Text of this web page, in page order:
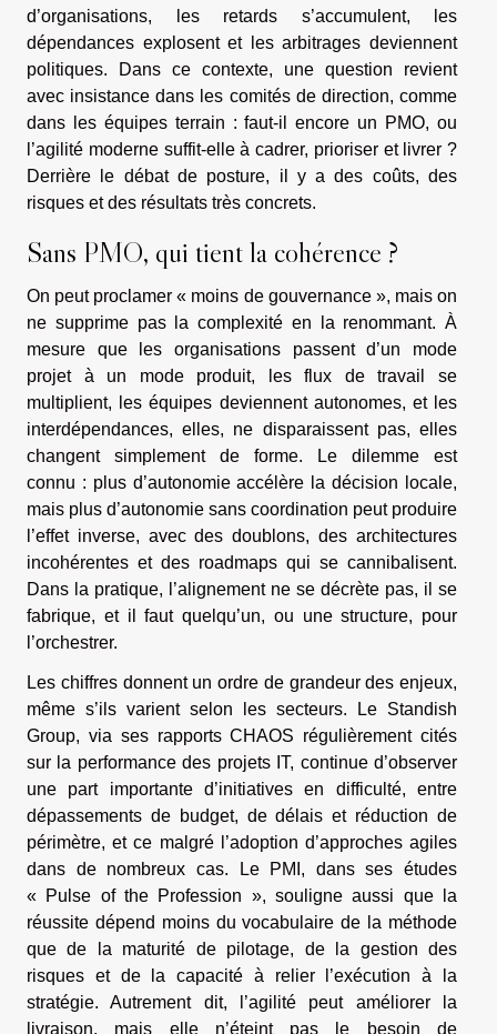
d’organisations, les retards s’accumulent, les
dépendances explosent et les arbitrages deviennent
politiques. Dans ce contexte, une question revient
avec insistance dans les comités de direction, comme
dans les équipes terrain : faut-il encore un PMO, ou
l’agilité moderne suffit-elle à cadrer, prioriser et livrer ?
Derrière le débat de posture, il y a des coûts, des
risques et des résultats très concrets.
Sans PMO, qui tient la cohérence ?
On peut proclamer « moins de gouvernance », mais on
ne supprime pas la complexité en la renommant. À
mesure que les organisations passent d’un mode
projet à un mode produit, les flux de travail se
multiplient, les équipes deviennent autonomes, et les
interdépendances, elles, ne disparaissent pas, elles
changent simplement de forme. Le dilemme est
connu : plus d’autonomie accélère la décision locale,
mais plus d’autonomie sans coordination peut produire
l’effet inverse, avec des doublons, des architectures
incohérentes et des roadmaps qui se cannibalisent.
Dans la pratique, l’alignement ne se décrète pas, il se
fabrique, et il faut quelqu’un, ou une structure, pour
l’orchestrer.
Les chiffres donnent un ordre de grandeur des enjeux,
même s’ils varient selon les secteurs. Le Standish
Group, via ses rapports CHAOS régulièrement cités
sur la performance des projets IT, continue d’observer
une part importante d’initiatives en difficulté, entre
dépassements de budget, de délais et réduction de
périmètre, et ce malgré l’adoption d’approches agiles
dans de nombreux cas. Le PMI, dans ses études
« Pulse of the Profession », souligne aussi que la
réussite dépend moins du vocabulaire de la méthode
que de la maturité de pilotage, de la gestion des
risques et de la capacité à relier l’exécution à la
stratégie. Autrement dit, l’agilité peut améliorer la
livraison, mais elle n’éteint pas le besoin de